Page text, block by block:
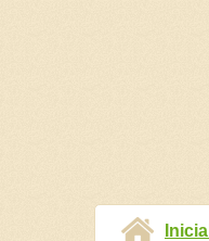
Inicial